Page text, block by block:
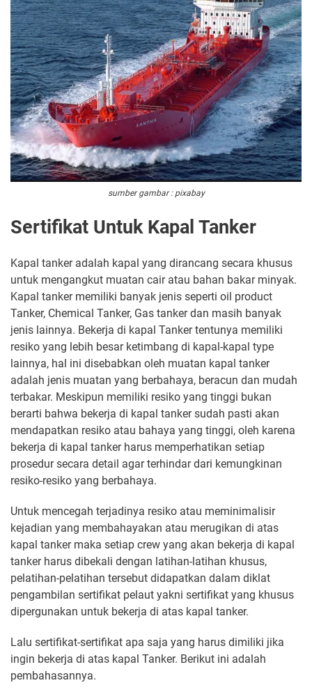
sumber gambar : pixabay
Sertifikat Untuk Kapal Tanker
Kapal tanker adalah kapal yang dirancang secara khusus
untuk mengangkut muatan cair atau bahan bakar minyak.
Kapal tanker memiliki banyak jenis seperti oil product
Tanker, Chemical Tanker, Gas tanker dan masih banyak
jenis lainnya. Bekerja di kapal Tanker tentunya memiliki
resiko yang lebih besar ketimbang di kapal-kapal type
lainnya, hal ini disebabkan oleh muatan kapal tanker
adalah jenis muatan yang berbahaya, beracun dan mudah
terbakar. Meskipun memiliki resiko yang tinggi bukan
berarti bahwa bekerja di kapal tanker sudah pasti akan
mendapatkan resiko atau bahaya yang tinggi, oleh karena
bekerja di kapal tanker harus memperhatikan setiap
prosedur secara detail agar terhindar dari kemungkinan
resiko-resiko yang berbahaya.
Untuk mencegah terjadinya resiko atau meminimalisir
kejadian yang membahayakan atau merugikan di atas
kapal tanker maka setiap crew yang akan bekerja di kapal
tanker harus dibekali dengan latihan-latihan khusus,
pelatihan-pelatihan tersebut didapatkan dalam diklat
pengambilan sertifikat pelaut yakni sertifikat yang khusus
dipergunakan untuk bekerja di atas kapal tanker.
Lalu sertifikat-sertifikat apa saja yang harus dimiliki jika
ingin bekerja di atas kapal Tanker. Berikut ini adalah
pembahasannya.